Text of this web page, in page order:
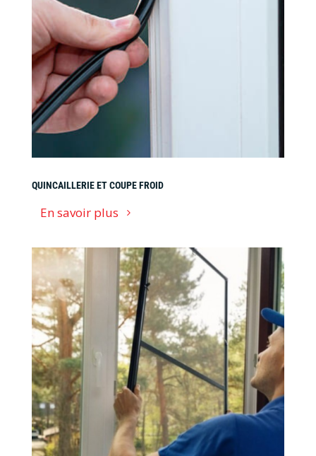
QUINCAILLERIE ET COUPE FROID
En savoir plus